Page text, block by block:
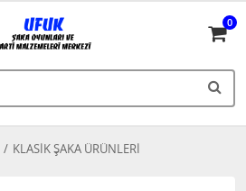
0
KLASİK ŞAKA ÜRÜNLERİ